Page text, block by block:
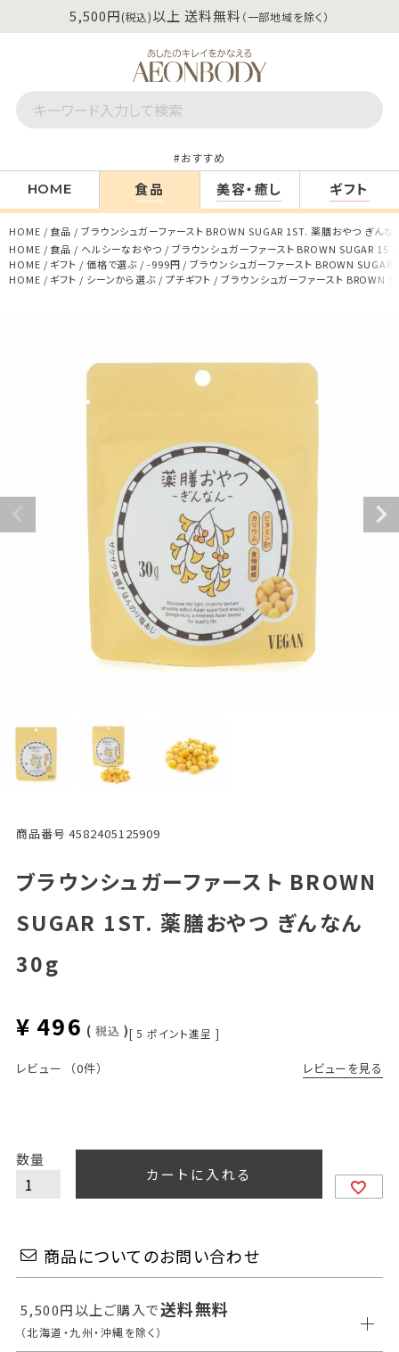
5,500円(税込)以上 送料無料 （一部地域を除く）
おすすめ
HOME 食品 美容・癒し ギフト
HOME 食品
ブラウンシュガーファースト BROWN SUGAR 1ST. 薬膳おやつ ぎんな
HOME
食品 ヘルシーなおやつ
ブラウンシュガーファースト BROWN SUGAR
HOME
ギフト 価格で選ぶ -999円
ブラウンシュガーファースト BROWN
HOME
ギフト シーンから選ぶ プチギフト ブラウンシュガーファースト BROWN
商品番号 4582405125909
ブラウンシュガーファースト BROWN
SUGAR 1ST. 薬膳おやつ ぎんなん
30g
¥ 496 税込 [ 5 ポイント進呈 ]
レビュー （0件） レビューを見る
カートに入れる
商品についてのお問い合わせ
5,500円以上ご購入で送料無料
（北海道・九州・沖縄を除く）